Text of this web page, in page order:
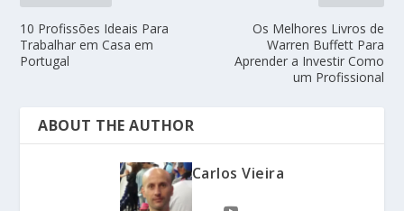
10 Profissões Ideais Para
Trabalhar em Casa em
Portugal
Os Melhores Livros de
Warren Buffett Para
Aprender a Investir Como
um Profissional
ABOUT THE AUTHOR
Carlos Vieira